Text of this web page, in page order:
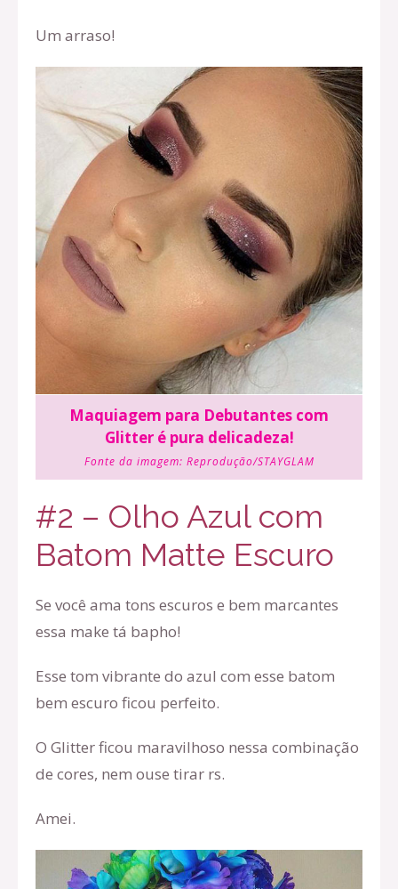
Um arraso!
Maquiagem para Debutantes com
Glitter é pura delicadeza!
Fonte da imagem: Reprodução/STAYGLAM
#2 – Olho Azul com
Batom Matte Escuro
Se você ama tons escuros e bem marcantes
essa make tá bapho!
Esse tom vibrante do azul com esse batom
bem escuro ficou perfeito.
O Glitter ficou maravilhoso nessa combinação
de cores, nem ouse tirar rs.
Amei.